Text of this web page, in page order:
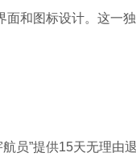
面和图标设计。这一
员”提供15天无理由